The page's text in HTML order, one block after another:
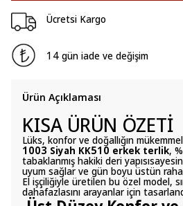
Ücretsi Kargo
14 gün iade ve değişim
Ürün Açıklaması
KISA ÜRÜN ÖZETİ
Lüks, konfor ve doğallığın
1003 Siyah KK510 erkek terlik,
tabaklanmış hakiki deri
uyum sağlar ve gün boyu üstün
El işçiliğiyle üretilen bu özel model,
dahafazlasını arayanlar için